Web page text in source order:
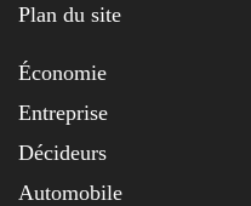
Plan du site
Économie
Entreprise
Décideurs
Automobile